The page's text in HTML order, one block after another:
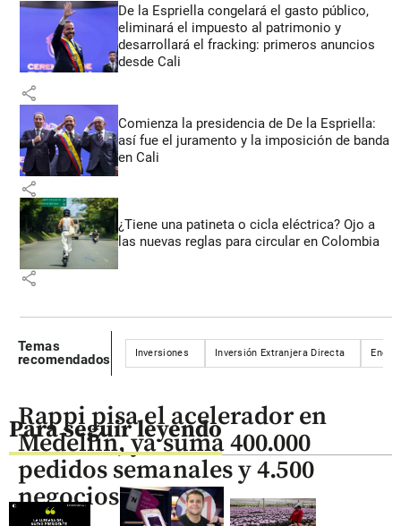
De la Espriella congelará el gasto público,
eliminará el impuesto al patrimonio y
desarrollará el fracking: primeros anuncios
desde Cali
share
Comienza la presidencia de De la Espriella:
así fue el juramento y la imposición de banda
en Cali
share
¿Tiene una patineta o cicla eléctrica? Ojo a
las nuevas reglas para circular en Colombia
share
Temas
recomendados
Inversiones Inversión Extranjera Directa
Para seguir leyendo
Rappi pisa el acelerador en
Medellín, ya suma 400.000
pedidos semanales y 4.500
negocios